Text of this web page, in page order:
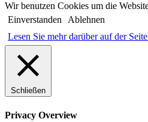
Wir benutzen Cookies um die
Einverstanden
Ablehnen
Lesen Sie mehr darüber auf der
Schließen
Privacy Overview